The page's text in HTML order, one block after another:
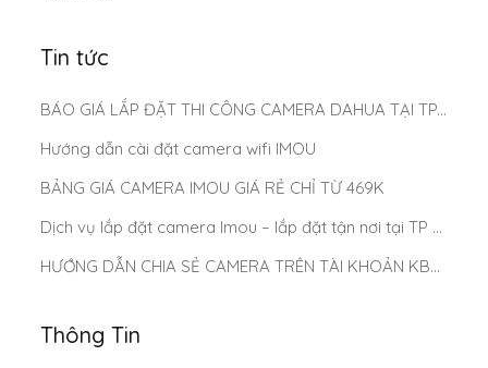
Tin tức
BÁO GIÁ LẮP ĐẶT THI CÔNG CAMERA DAHUA TẠI TP.HCM MỚI NHẤT 2025
Hướng dẫn cài đặt camera wifi IMOU
BẢNG GIÁ CAMERA IMOU GIÁ RẺ CHỈ TỪ 469K
Dịch vụ lắp đặt camera Imou – lắp đặt tận nơi tại TP Hồ Chí Minh
HƯỚNG DẪN CHIA SẺ CAMERA TRÊN TÀI KHOẢN KBONE
Thông Tin